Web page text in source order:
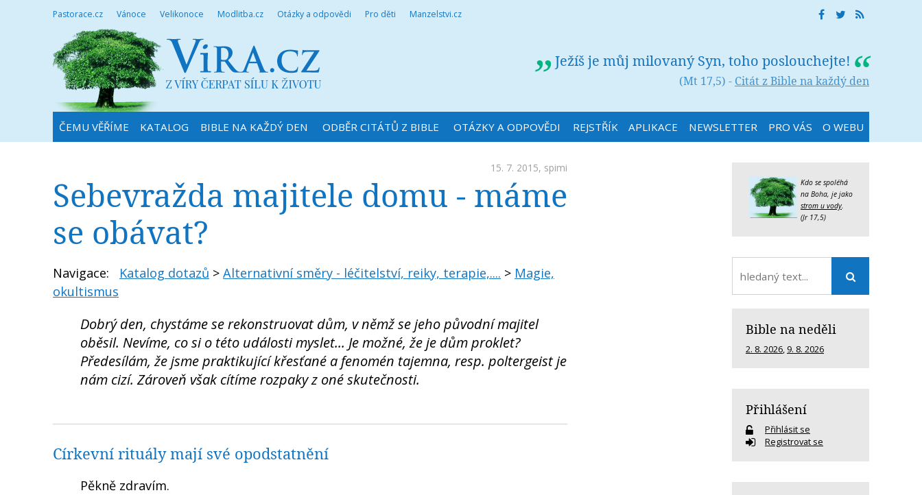
Pastorace.cz Vánoce Velikonoce Modlitba.cz Otázky a odpovědi Pro děti Manzelstvi.cz
Ježíš je můj milovaný Syn, toho poslouchejte!
(Mt 17,5) - Citát z Bible na každý den
ČEMU VĚŘÍME KATALOG BIBLE NA KAŽDÝ DEN ODBĚR CITÁTŮ Z BIBLE OTÁZKY A ODPOVĚDI REJSTŘÍK APLIKACE NEWSLETTER PRO VÁS O WEBU
15. 7. 2015, spimi
Sebevražda majitele domu - máme
se obávat?
Navigace: Katalog dotazů > Alternativní směry - léčitelství, reiky, terapie,.... > Magie,
okultismus
Dobrý den, chystáme se rekonstruovat dům, v němž se jeho původní majitel
oběsil. Nevíme, co si o této události myslet... Je možné, že je dům proklet?
Předesílám, že jsme praktikující křesťané a fenomén tajemna, resp. poltergeist je
nám cizí. Zároveň však cítíme rozpaky z oné skutečnosti.
Církevní rituály mají své opodstatnění
Pěkně zdravím.
Kdo se spoléhá
na Boha, je jako
strom u vody.
(Jr 17,5)
Bible na neděli
2. 8. 2026, 9. 8. 2026
Přihlášení
Přihlásit se
Registrovat se